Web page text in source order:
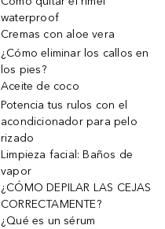
waterproof
Cremas con aloe vera
¿Cómo eliminar los callos en
los pies?
Aceite de coco
Potencia tus rulos con el
acondicionador para pelo
rizado
Limpieza facial: Baños de
vapor
¿CÓMO DEPILAR LAS CEJAS
CORRECTAMENTE?
¿Qué es un sérum